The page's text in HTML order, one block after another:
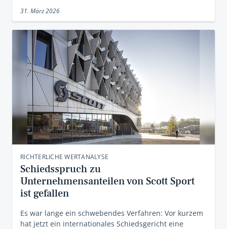
31. März 2026
RICHTERLICHE WERTANALYSE
Schiedsspruch zu
Unternehmensanteilen von Scott Sport
ist gefallen
Es war lange ein schwebendes Verfahren: Vor kurzem
hat jetzt ein internationales Schiedsgericht eine